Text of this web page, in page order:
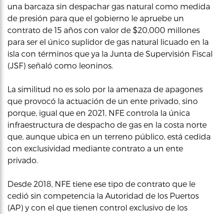
una barcaza sin despachar gas natural como medida
de presión para que el gobierno le apruebe un
contrato de 15 años con valor de $20,000 millones
para ser el único suplidor de gas natural licuado en la
isla con términos que ya la Junta de Supervisión Fiscal
(JSF) señaló como leoninos.
La similitud no es solo por la amenaza de apagones
que provocó la actuación de un ente privado, sino
porque, igual que en 2021, NFE controla la única
infraestructura de despacho de gas en la costa norte
que, aunque ubica en un terreno público, está cedida
con exclusividad mediante contrato a un ente
privado.
Desde 2018, NFE tiene ese tipo de contrato que le
cedió sin competencia la Autoridad de los Puertos
(AP) y con el que tienen control exclusivo de los